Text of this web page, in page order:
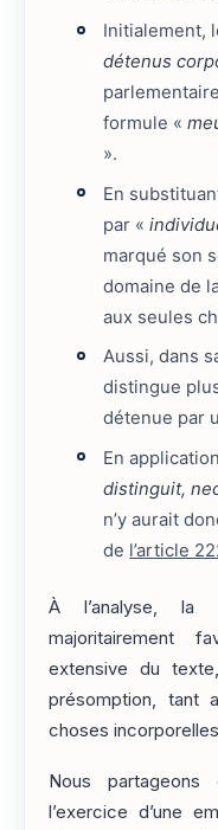
Initialement,
détenus
formule «
».
En
par «
marqué son
domaine de
aux seules
Aussi, dans
distingue
détenue par
En
distinguit,
n’y aurait
de l’article
À l’analyse, la
majoritairement
extensive du
présomption, tant
choses
Nous
l’exercice d’une